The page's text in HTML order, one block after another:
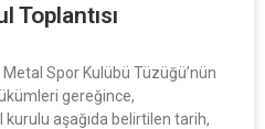
Toplantısı
Spor Kulübü Tüzüğü’nün
gereğince,
aşağıda belirtilen tarih,